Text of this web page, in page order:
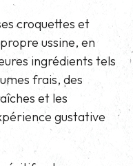
croquettes et
ussine, en
ingrédients tels
frais, des
et les
gustative